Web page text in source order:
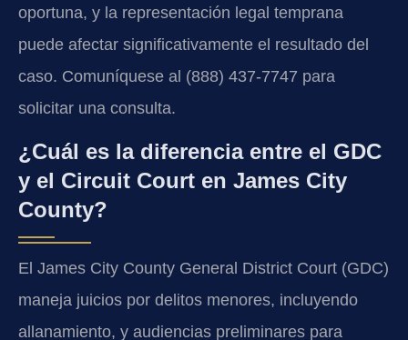
oportuna, y la representación legal temprana
puede afectar significativamente el resultado del
caso. Comuníquese al (888) 437-7747 para
solicitar una consulta.
¿Cuál es la diferencia entre el GDC
y el Circuit Court en James City
County?
El James City County General District Court (GDC)
maneja juicios por delitos menores, incluyendo
allanamiento, y audiencias preliminares para